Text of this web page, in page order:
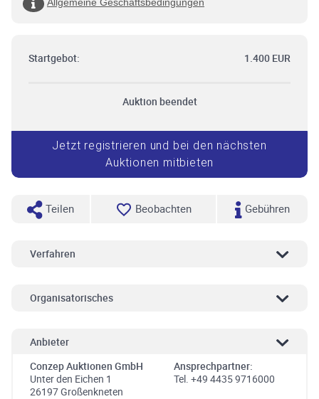
Startgebot: 1.400 EUR
Auktion beendet
Jetzt registrieren und bei den nächsten
Auktionen mitbieten
Teilen Beobachten Gebühren
Verfahren
Organisatorisches
Anbieter
Conzep Auktionen GmbH
Unter den Eichen 1
26197 Großenkneten
Ansprechpartner:
Tel. +49 4435 9716000